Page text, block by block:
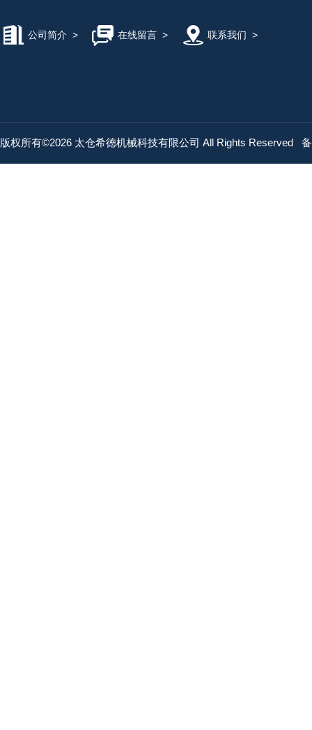
公司简介 > 在线留言> 联系我们 >
版权所有©2026 太仓希德机械科技有限公司 All Rights Reserved